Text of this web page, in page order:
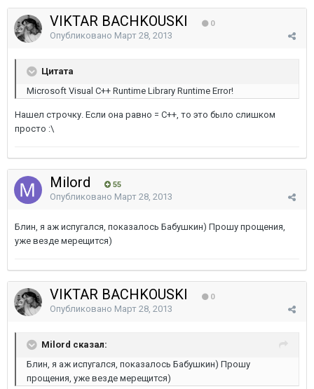
VIKTAR BACHKOUSKI 0
Опубликовано Март 28, 2013
Цитата
Microsoft Visual C++ Runtime Library Runtime Error!
Нашел строчку. Если она равно = C++, то это было слишком
просто :\
Milord 55
Опубликовано Март 28, 2013
Блин, я аж испугался, показалось Бабушкин) Прошу прощения,
уже везде мерещится)
VIKTAR BACHKOUSKI 0
Опубликовано Март 28, 2013
Milord сказал:
Блин, я аж испугался, показалось Бабушкин) Прошу
прощения, уже везде мерещится)